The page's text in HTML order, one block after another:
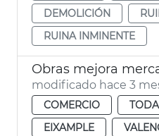
DEMOLICIÓN
RUINA INMINENTE
modificado hace 3
COMERCIO
EIXAMPLE